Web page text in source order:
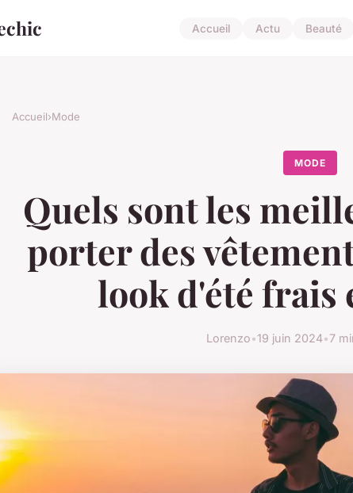
Accueil Actu Beauté
Accueil›Mode
MODE
Quels sont les
porter des
look d'été frais
Lorenzo•19 juin 2024•7